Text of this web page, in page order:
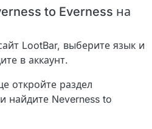
to Everness на
LootBar, выберите язык и
в аккаунт.
откройте раздел
найдите Neverness to